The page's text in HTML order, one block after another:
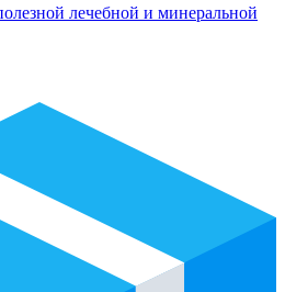
лечебной и минеральной